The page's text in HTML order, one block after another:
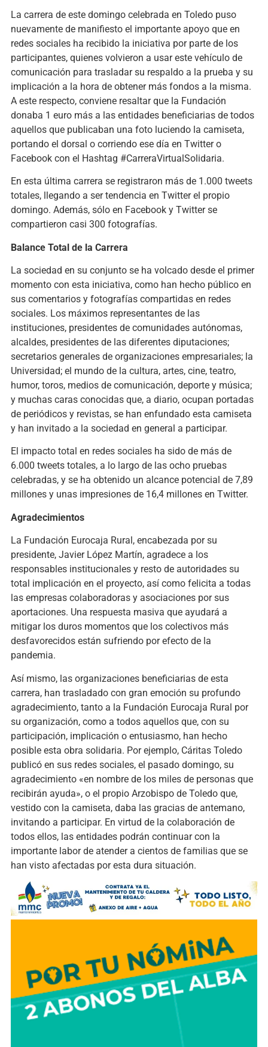
La carrera de este domingo celebrada en Toledo puso
nuevamente de manifiesto el importante apoyo que en
redes sociales ha recibido la iniciativa por parte de los
participantes, quienes volvieron a usar este vehículo de
comunicación para trasladar su respaldo a la prueba y su
implicación a la hora de obtener más fondos a la misma.
A este respecto, conviene resaltar que la Fundación
donaba 1 euro más a las entidades beneficiarias de todos
aquellos que publicaban una foto luciendo la camiseta,
portando el dorsal o corriendo ese día en Twitter o
Facebook con el Hashtag #CarreraVirtualSolidaria.
En esta última carrera se registraron más de 1.000 tweets
totales, llegando a ser tendencia en Twitter el propio
domingo. Además, sólo en Facebook y Twitter se
compartieron casi 300 fotografías.
Balance Total de la Carrera
La sociedad en su conjunto se ha volcado desde el primer
momento con esta iniciativa, como han hecho público en
sus comentarios y fotografías compartidas en redes
sociales. Los máximos representantes de las
instituciones, presidentes de comunidades autónomas,
alcaldes, presidentes de las diferentes diputaciones;
secretarios generales de organizaciones empresariales; la
Universidad; el mundo de la cultura, artes, cine, teatro,
humor, toros, medios de comunicación, deporte y música;
y muchas caras conocidas que, a diario, ocupan portadas
de periódicos y revistas, se han enfundado esta camiseta
y han invitado a la sociedad en general a participar.
El impacto total en redes sociales ha sido de más de
6.000 tweets totales, a lo largo de las ocho pruebas
celebradas, y se ha obtenido un alcance potencial de 7,89
millones y unas impresiones de 16,4 millones en Twitter.
Agradecimientos
La Fundación Eurocaja Rural, encabezada por su
presidente, Javier López Martín, agradece a los
responsables institucionales y resto de autoridades su
total implicación en el proyecto, así como felicita a todas
las empresas colaboradoras y asociaciones por sus
aportaciones. Una respuesta masiva que ayudará a
mitigar los duros momentos que los colectivos más
desfavorecidos están sufriendo por efecto de la
pandemia.
Así mismo, las organizaciones beneficiarias de esta
carrera, han trasladado con gran emoción su profundo
agradecimiento, tanto a la Fundación Eurocaja Rural por
su organización, como a todos aquellos que, con su
participación, implicación o entusiasmo, han hecho
posible esta obra solidaria. Por ejemplo, Cáritas Toledo
publicó en sus redes sociales, el pasado domingo, su
agradecimiento «en nombre de los miles de personas que
recibirán ayuda», o el propio Arzobispo de Toledo que,
vestido con la camiseta, daba las gracias de antemano,
invitando a participar. En virtud de la colaboración de
todos ellos, las entidades podrán continuar con la
importante labor de atender a cientos de familias que se
han visto afectadas por esta dura situación.